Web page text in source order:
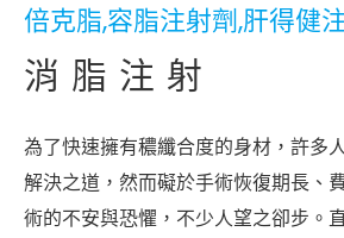
倍克脂,容脂注射劑,肝得健
消脂注射
為了快速擁有穠纖合度的身材，許多
解決之道，然而礙於手術恢復期長、
術的不安與恐懼，不少人望之卻步。